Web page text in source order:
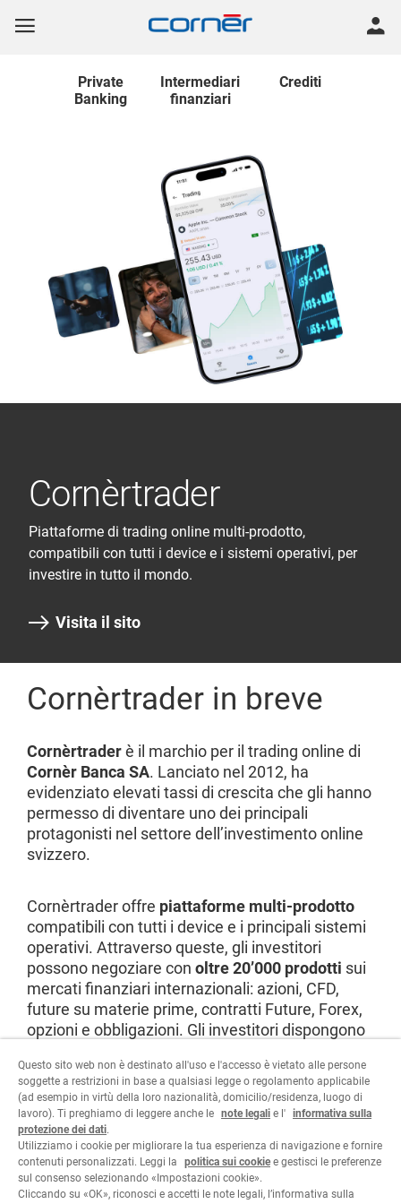
Private
Banking
Intermediari
finanziari
Crediti
Cornèrtrader
Piattaforme di trading online multi-prodotto,
compatibili con tutti i device e i sistemi operativi, per
investire in tutto il mondo.
Visita il sito
Cornèrtrader in breve
Cornèrtraderè il marchio per il trading online di
Cornèr Banca SA. Lanciato nel 2012, ha
evidenziato elevati tassi di crescita che gli hanno
permesso di diventare uno dei principali
protagonisti nel settore dell’investimento online
svizzero.
Cornèrtrader offre piattaforme multi-prodotto
compatibili con tutti i device e i principali sistemi
operativi. Attraverso queste, gli investitori
possono negoziare con oltre 20’000 prodotti sui
mercati finanziari internazionali: azioni, CFD,
future su materie prime, contratti Future, Forex,
opzioni e obbligazioni. Gli investitori dispongono
un’assistenza costante.
Visita il sito
Questo sito web non è destinato all'uso e l'accesso è vietato alle persone
soggette a restrizioni in base a qualsiasi legge o regolamento applicabile
(ad esempio in virtù della loro nazionalità, domicilio/residenza, luogo di
lavoro). Ti preghiamo di leggere anche le note legali e l' informativa sulla
protezione dei dati.
Utilizziamo i cookie per migliorare la tua esperienza di navigazione e fornire
contenuti personalizzati. Leggi la
politica sui cookiee gestisci le preferenze
sul consenso selezionando «Impostazioni cookie».
Cliccando su «OK», riconosci e accetti le note legali, l’informativa sulla